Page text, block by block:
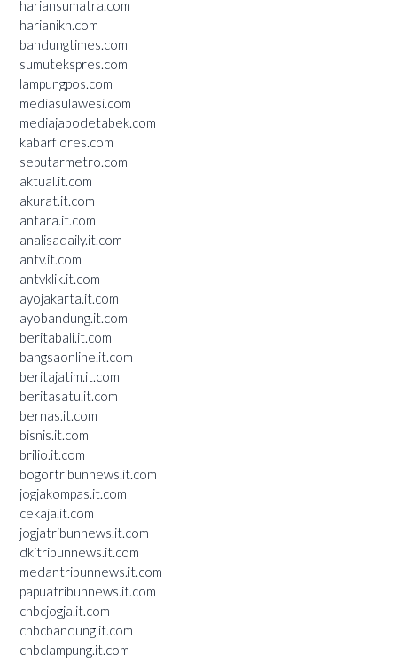
hariansumatra.com
harianikn.com
bandungtimes.com
sumutekspres.com
lampungpos.com
mediasulawesi.com
mediajabodetabek.com
kabarflores.com
seputarmetro.com
aktual.it.com
akurat.it.com
antara.it.com
analisadaily.it.com
antv.it.com
antvklik.it.com
ayojakarta.it.com
ayobandung.it.com
beritabali.it.com
bangsaonline.it.com
beritajatim.it.com
beritasatu.it.com
bernas.it.com
bisnis.it.com
brilio.it.com
bogortribunnews.it.com
jogjakompas.it.com
cekaja.it.com
jogjatribunnews.it.com
dkitribunnews.it.com
medantribunnews.it.com
papuatribunnews.it.com
cnbcjogja.it.com
cnbcbandung.it.com
cnbclampung.it.com